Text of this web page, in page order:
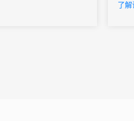
，剖析最新市场趋势。
宜
了解